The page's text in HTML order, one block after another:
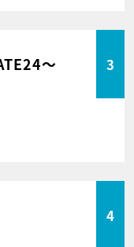
～ 3
4